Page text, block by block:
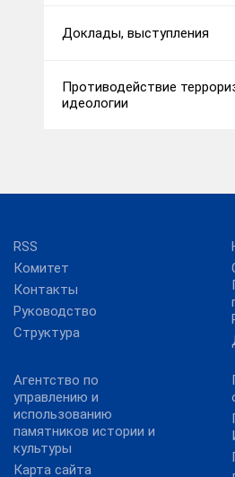
Доклады, выступления
Противодействие
идеологии
RSS
Комитет
Контакты
Руководство
Структура
Агентство по
управлению и
использованию
памятников истории и
культуры
Карта сайта